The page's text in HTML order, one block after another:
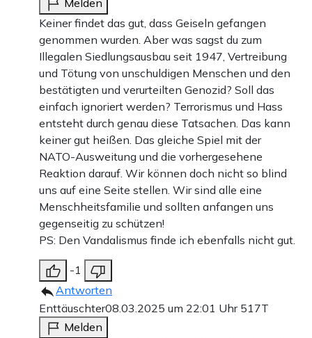
Melden
Keiner findet das gut, dass Geiseln gefangen
genommen wurden. Aber was sagst du zum
Illegalen Siedlungsausbau seit 1947, Vertreibung
und Tötung von unschuldigen Menschen und den
bestätigten und verurteilten Genozid? Soll das
einfach ignoriert werden? Terrorismus und Hass
entsteht durch genau diese Tatsachen. Das kann
keiner gut heißen. Das gleiche Spiel mit der
NATO-Ausweitung und die vorhergesehene
Reaktion darauf. Wir können doch nicht so blind
uns auf eine Seite stellen. Wir sind alle eine
Menschheitsfamilie und sollten anfangen uns
gegenseitig zu schützen!
PS: Den Vandalismus finde ich ebenfalls nicht gut.
-1
Antworten
Enttäuschter08.03.2025 um 22:01 Uhr 517T
Melden